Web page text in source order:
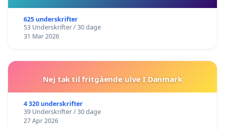
625 underskrifter
53 Underskrifter / 30 dage
31 Mar 2026
Nej tak til fritgående ulve I Danmark
4 320 underskrifter
39 Underskrifter / 30 dage
27 Apr 2026